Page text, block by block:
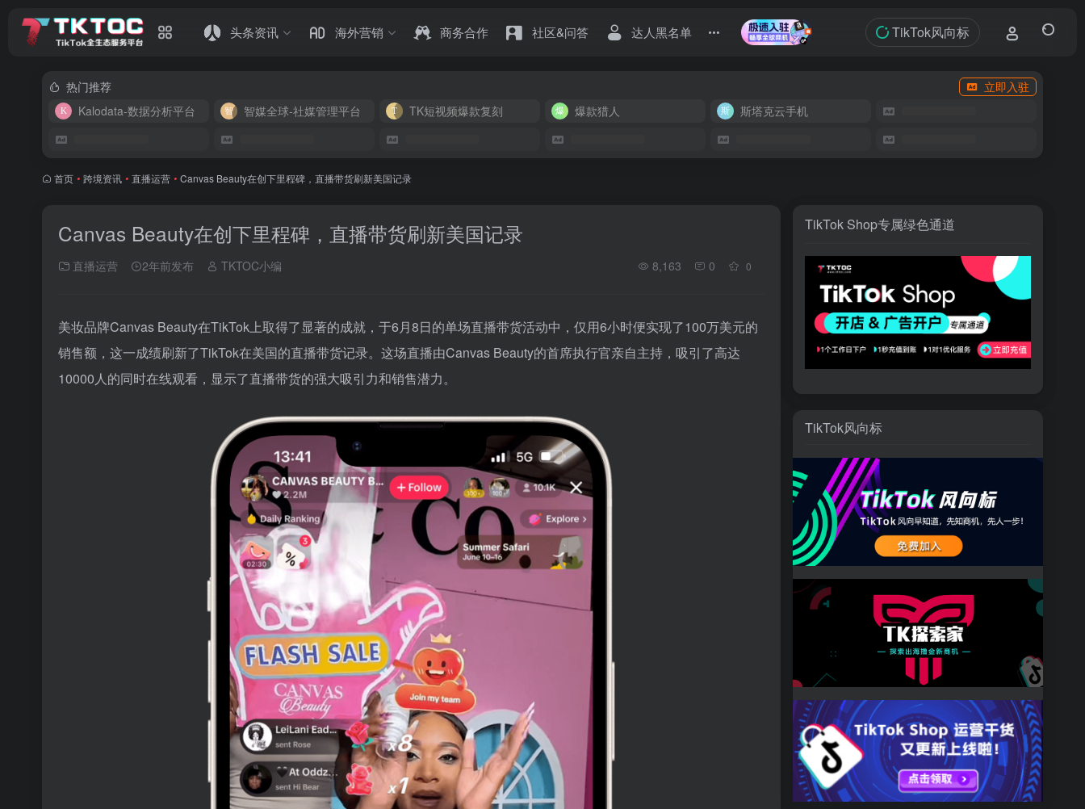
头条资讯 海外营销 商务合作 社区&问答 达人黑名单 TikTok风向标
热门推荐
立即入驻
Kalodata-数据分析平台
智媒全球-社媒管理平台 TK短视频爆款复刻 爆款猎人 斯塔克云手机
首页 • 跨境资讯 • 直播运营 • Canvas Beauty在创下里程碑，直播带货刷新美国记录
Canvas Beauty在创下里程碑，直播带货刷新美国记录
直播运营 2年前发布 TKTOC小编 8,163 0 0
美妆品牌Canvas Beauty在TikTok上取得了显著的成就，于6月8日的单场直播带货活动中，仅用6小时便实现了100万美元的
销售额，这一成绩刷新了TikTok在美国的直播带货记录。这场直播由Canvas Beauty的首席执行官亲自主持，吸引了高达
10000人的同时在线观看，显示了直播带货的强大吸引力和销售潜力。
TikTok Shop专属绿色通道
TikTok风向标